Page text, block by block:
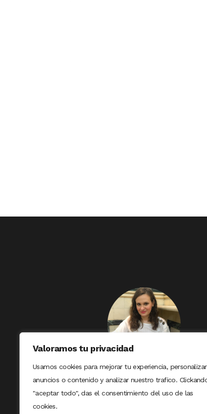
Valoramos tu privacidad
Usamos cookies para mejorar tu experiencia, personalizar
anuncios o contenido y analizar nuestro trafico.
"aceptar todo", das el consentimiento del uso de las
cookies.